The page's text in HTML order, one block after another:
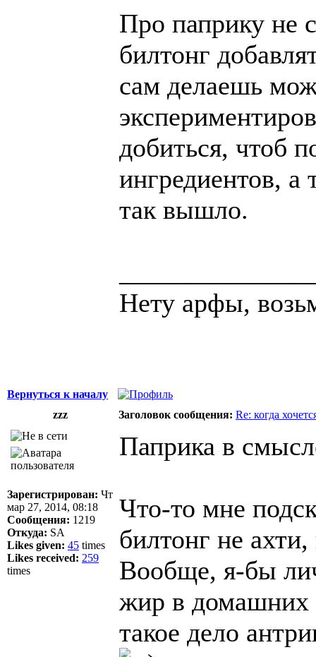
Про паприку не
билтонг
сам делаешь
добиться, чтоб
ингредиентов, а
так вышло.
Нету арфы,
Вернуться к началу
zzz
Заголовок сообщения: Re: когда
Зарегистрирован: Чт
мар 27, 2014, 08:18
Сообщения: 1219
Откуда: SA
Likes given: 45 times
Likes received: 259
times
Паприка в
Что-то мне
билтонг не
Вообще, я-бы
жир в домашних
такое дело